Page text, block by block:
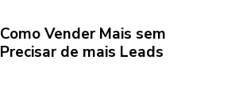
Como Vender Mais sem
Precisar de mais Leads